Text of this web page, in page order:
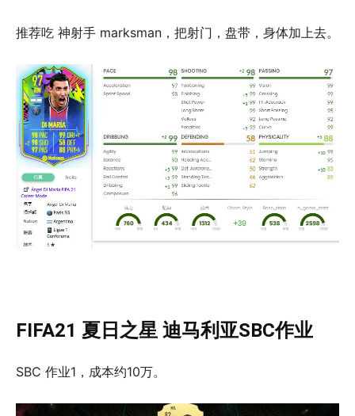
推荐吃 神射手 marksman，把射门，盘带，身体加上去。
FIFA21 夏日之星 迪马利亚SBC作业
SBC 作业1，成本约10万。